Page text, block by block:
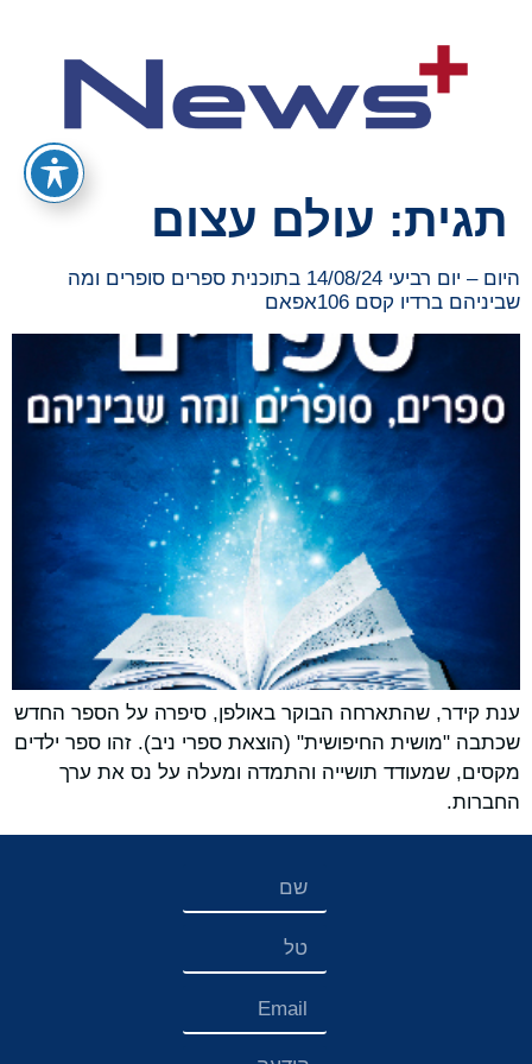
תגית: עולם עצום
היום – יום רביעי 14/08/24 בתוכנית ספרים סופרים ומה
שביניהם ברדיו קסם 106אפאם
ענת קידר, שהתארחה הבוקר באולפן, סיפרה על הספר החדש
שכתבה "מושית החיפושית" (הוצאת ספרי ניב). זהו ספר ילדים
מקסים, שמעודד תושייה והתמדה ומעלה על נס את ערך
החברות.